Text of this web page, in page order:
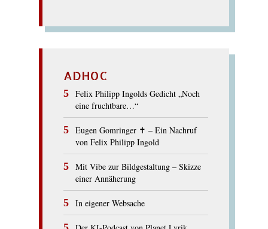
ADHOC
Felix Philipp Ingolds Gedicht „Noch
eine fruchtbare…“
Eugen Gomringer ✝︎ – Ein Nachruf
von Felix Philipp Ingold
Mit Vibe zur Bildgestaltung – Skizze
einer Annäherung
In eigener Websache